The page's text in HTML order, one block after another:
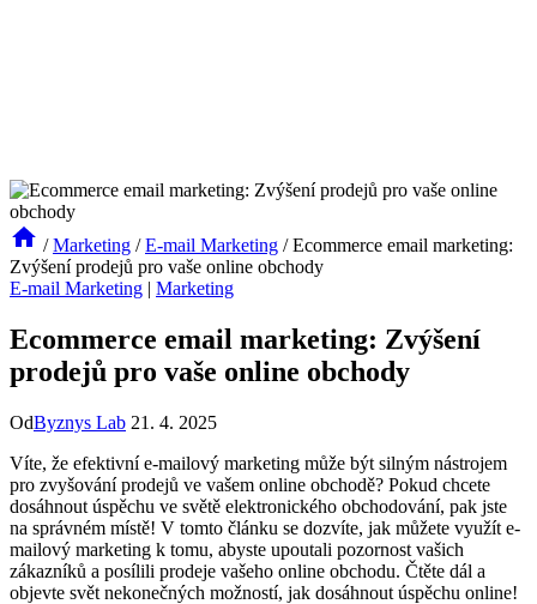
/ Marketing / E-mail Marketing / Ecommerce email marketing:
Zvýšení prodejů pro vaše online obchody
E-mail Marketing | Marketing
Ecommerce email marketing: Zvýšení
prodejů pro vaše online obchody
OdByznys Lab 21. 4. 2025
Víte, že efektivní e-mailový marketing může být silným nástrojem
pro zvyšování prodejů ve vašem online obchodě? Pokud chcete
dosáhnout úspěchu ve světě elektronického obchodování, pak jste
na správném místě! V tomto článku se dozvíte, jak můžete využít e-
mailový marketing k tomu, abyste upoutali pozornost vašich
zákazníků a posílili prodeje vašeho online obchodu. Čtěte dál a
objevte svět nekonečných možností, jak dosáhnout úspěchu online!